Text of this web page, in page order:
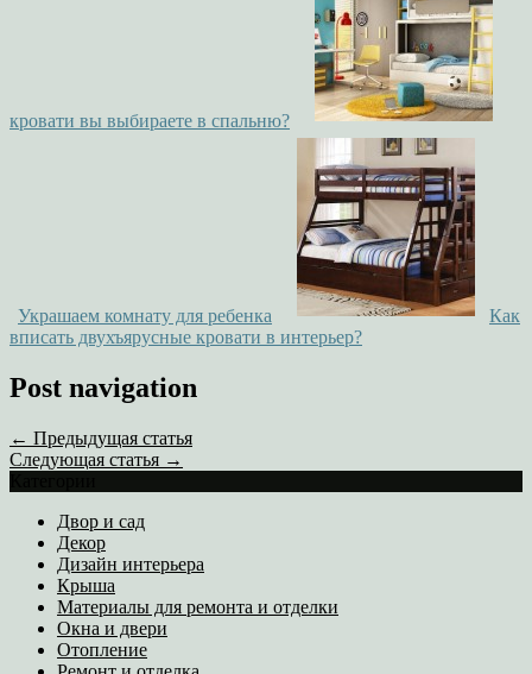
кровати вы выбираете в спальню?
Украшаем комнату для ребенка
Как
вписать двухъярусные кровати в интерьер?
Post navigation
← Предыдущая статья
Следующая статья →
Двор и сад
Декор
Дизайн интерьера
Крыша
Материалы для ремонта и отделки
Окна и двери
Отопление